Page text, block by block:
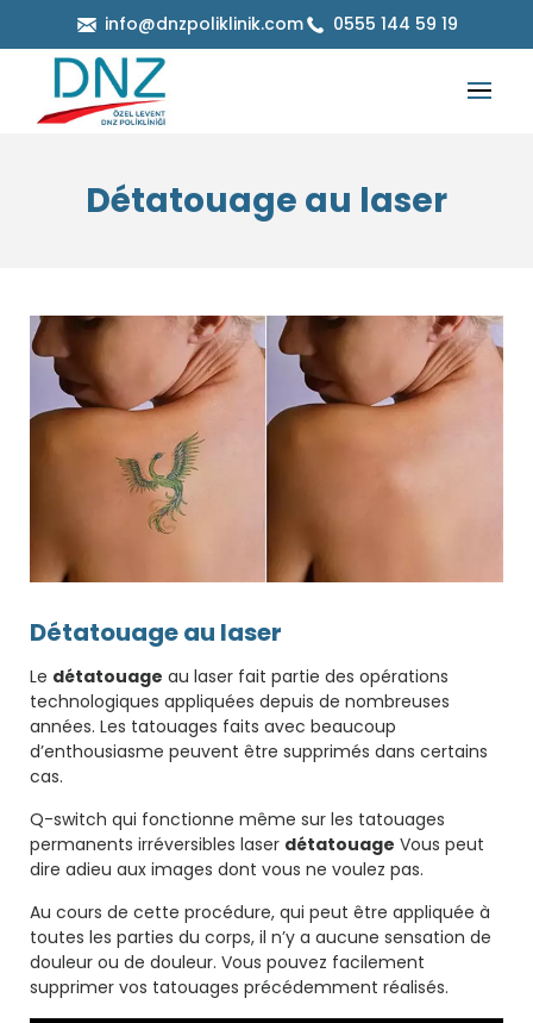
info@dnzpoliklinik.com 0555 144 59 19
Détatouage au laser
Détatouage au laser
Le détatouage au laser fait partie des opérations
technologiques appliquées depuis de nombreuses
années. Les tatouages ​​​​faits avec beaucoup
d’enthousiasme peuvent être supprimés dans certains
cas.
Q-switch qui fonctionne même sur les tatouages ​​
permanents irréversibles laser détatouage Vous peut
dire adieu aux images dont vous ne voulez pas.
Au cours de cette procédure, qui peut être appliquée à
toutes les parties du corps, il n’y a aucune sensation de
douleur ou de douleur. Vous pouvez facilement
supprimer vos tatouages ​​​​précédemment réalisés.